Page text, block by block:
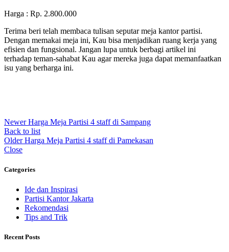
Harga : Rp. 2.800.000
Terima beri telah membaca tulisan seputar meja kantor partisi.
Dengan memakai meja ini, Kau bisa menjadikan ruang kerja yang
efisien dan fungsional. Jangan lupa untuk berbagi artikel ini
terhadap teman-sahabat Kau agar mereka juga dapat memanfaatkan
isu yang berharga ini.
Newer Harga Meja Partisi 4 staff di Sampang
Back to list
Older Harga Meja Partisi 4 staff di Pamekasan
Close
Categories
Ide dan Inspirasi
Partisi Kantor Jakarta
Rekomendasi
Tips and Trik
Recent Posts